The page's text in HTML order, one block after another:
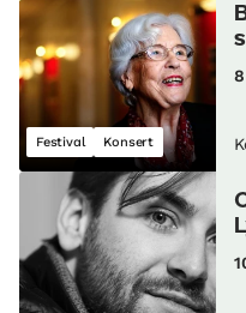
Festival Konsert